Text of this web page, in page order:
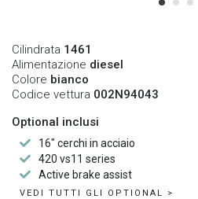
Cilindrata 1461
Alimentazione diesel
Colore bianco
Codice vettura 002N94043
Optional inclusi
16" cerchi in acciaio
420 vs11 series
Active brake assist
VEDI TUTTI GLI OPTIONAL >